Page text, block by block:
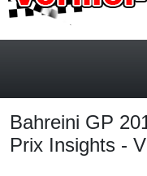
Bahreini GP
Prix Insights -